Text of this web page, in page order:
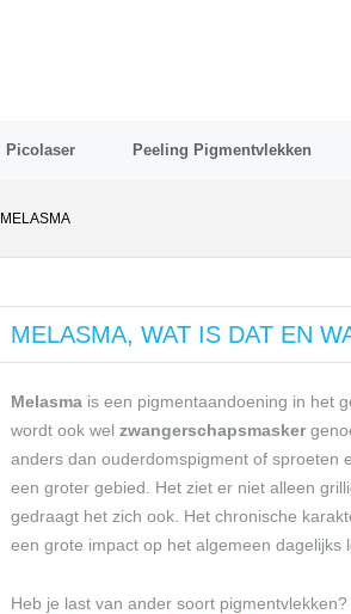
Picolaser Peeling Pigmentvlekken
MELASMA
MELASMA, WAT IS DAT EN
Melasma is een pigmentaandoening in het
wordt ook wel zwangerschapsmasker
anders dan ouderdomspigment of sproeten
een groter gebied. Het ziet er niet alleen
gedraagt het zich ook. Het chronische
een grote impact op het algemeen dagelijks
Heb je last van ander soort pigmentvlekken?